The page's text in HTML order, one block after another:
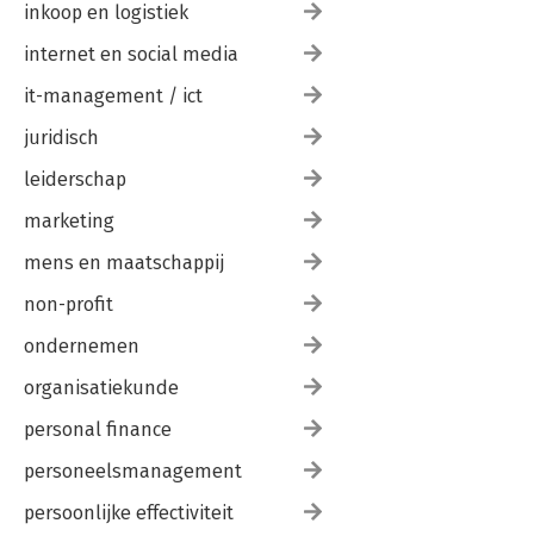
inkoop en logistiek
internet en social media
it-management / ict
juridisch
leiderschap
marketing
mens en maatschappij
non-profit
ondernemen
organisatiekunde
personal finance
personeelsmanagement
persoonlijke effectiviteit